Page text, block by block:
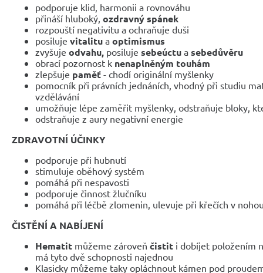
podporuje klid, harmonii a rovnováhu
přináší hluboký, ozdravný spánek
rozpouští negativitu a ochraňuje duši
posiluje vitalitu a optimismus
zvyšuje odvahu, posiluje sebeúctu a sebedůvěru
obrací pozornost k nenaplněným touhám
zlepšuje paměť - chodí originální myšlenky
pomocník při právních jednáních, vhodný při studiu
vzdělávání
umožňuje lépe zaměřit myšlenky, odstraňuje bloky,
odstraňuje z aury negativní energie
ZDRAVOTNÍ ÚČINKY
podporuje při hubnutí
stimuluje oběhový systém
pomáhá při nespavosti
podporuje činnost žlučníku
pomáhá při léčbě zlomenin, ulevuje při křečích v
ČISTĚNÍ A NABÍJENÍ
Hematit můžeme zároveň čistit i dobíjet položením
má tyto dvě schopnosti najednou
Klasicky můžeme taky opláchnout kámen pod